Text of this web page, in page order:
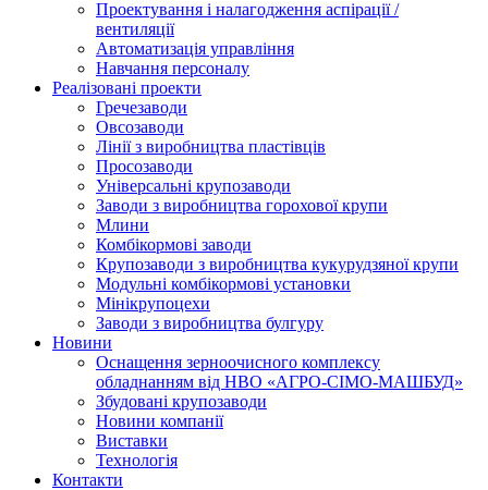
Проектування і налагодження аспірації /
вентиляції
Автоматизація управління
Навчання персоналу
Реалізовані проекти
Гречезаводи
Овсозаводи
Лінії з виробництва пластівців
Просозаводи
Універсальні крупозаводи
Заводи з виробництва горохової крупи
Млини
Комбікормові заводи
Крупозаводи з виробництва кукурудзяної крупи
Модульні комбікормові установки
Мінікрупоцехи
Заводи з виробництва булгуру
Новини
Оснащення зерноочисного комплексу
обладнанням від НВО «АГРО-СІМО-МАШБУД»
Збудовані крупозаводи
Новини компанії
Виставки
Технологія
Контакти